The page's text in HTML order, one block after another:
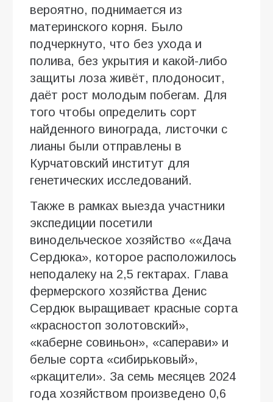
вероятно, поднимается из
материнского корня. Было
подчеркнуто, что без ухода и
полива, без укрытия и какой-либо
защиты лоза живёт, плодоносит,
даёт рост молодым побегам. Для
того чтобы определить сорт
найденного винограда, листочки с
лианы были отправлены в
Курчатовский институт для
генетических исследований.
Также в рамках выезда участники
экспедиции посетили
винодельческое хозяйство ««Дача
Сердюка», которое расположилось
неподалеку на 2,5 гектарах. Глава
фермерского хозяйства Денис
Сердюк выращивает красные сорта
«красностоп золотовский»,
«каберне совиньон», «саперави» и
белые сорта «сибирьковый»,
«ркацители». За семь месяцев 2024
года хозяйством произведено 0,6